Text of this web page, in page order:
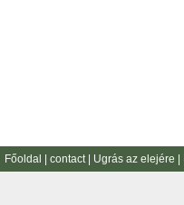
Főoldal contact Ugrás az elejére